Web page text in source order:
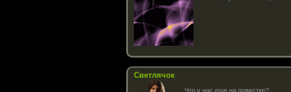
Светлячок
Что у нас еще на повестке?